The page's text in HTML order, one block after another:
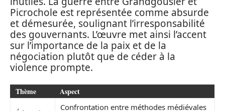
Picrochole est représentée comme absurde
et démesurée, soulignant l’irresponsabilité
des gouvernants. L’œuvre met ainsi l’accent
sur l’importance de la paix et de la
négociation plutôt que de céder à la
violence prompte.
Thème Aspect
Confrontation entre méthodes médiévales